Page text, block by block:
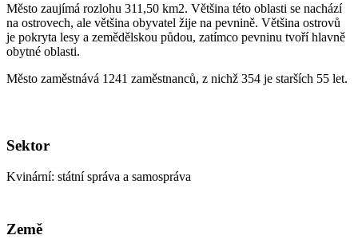
Město zaujímá rozlohu 311,50 km2. Většina této oblasti se nachází
na ostrovech, ale většina obyvatel žije na pevnině. Většina ostrovů
je pokryta lesy a zemědělskou půdou, zatímco pevninu tvoří hlavně
obytné oblasti.
Město zaměstnává 1241 zaměstnanců, z nichž 354 je starších 55 let.
Sektor
Kvinární: státní správa a samospráva
Země